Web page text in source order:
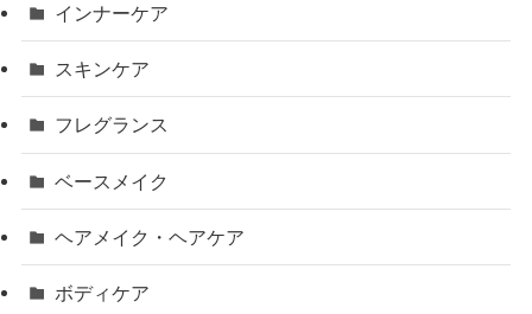
インナーケア
スキンケア
フレグランス
ベースメイク
ヘアメイク・ヘアケア
ボディケア